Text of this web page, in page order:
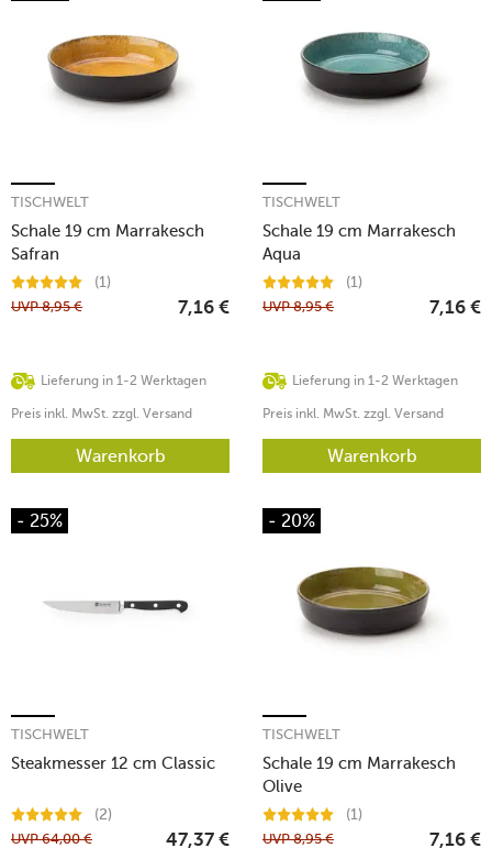
Schale 19 cm Marrakesch
Safran
TISCHWELT
(1)
Lieferung in 1-2 Werktagen
UVP8,95 € 7,16 €
Preis inkl. MwSt. zzgl. Versand
Warenkorb
Schale 19 cm Marrakesch
Aqua
TISCHWELT
(1)
Lieferung in 1-2 Werktagen
UVP8,95 € 7,16 €
Preis inkl. MwSt. zzgl. Versand
Warenkorb
- 25%
Steakmesser 12 cm Classic
TISCHWELT
(2)
UVP64,00 € 47,37 €
- 20%
Schale 19 cm Marrakesch
Olive
TISCHWELT
(1)
UVP8,95 € 7,16 €